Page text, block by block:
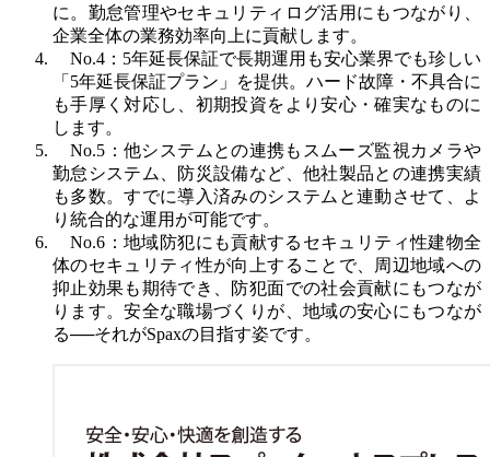
に。勤怠管理やセキュリティログ活用にもつながり、
企業全体の業務効率向上に貢献します。
No.4：5年延長保証で長期運用も安心業界でも珍しい
「5年延長保証プラン」を提供。ハード故障・不具合に
も手厚く対応し、初期投資をより安心・確実なものに
します。
No.5：他システムとの連携もスムーズ監視カメラや
勤怠システム、防災設備など、他社製品との連携実績
も多数。すでに導入済みのシステムと連動させて、よ
り統合的な運用が可能です。
No.6：地域防犯にも貢献するセキュリティ性建物全
体のセキュリティ性が向上することで、周辺地域への
抑止効果も期待でき、防犯面での社会貢献にもつなが
ります。安全な職場づくりが、地域の安心にもつなが
る──それがSpaxの目指す姿です。